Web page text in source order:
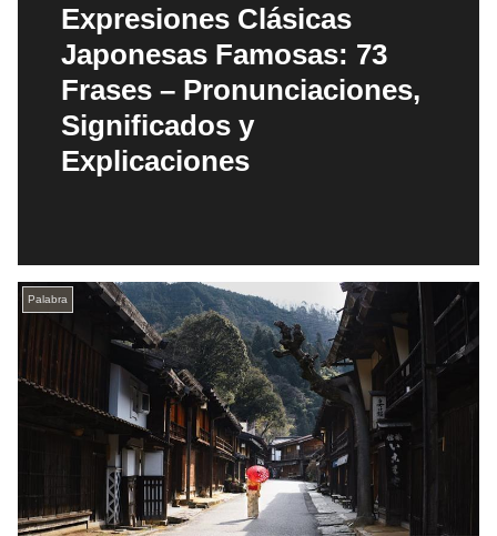
Expresiones Clásicas
Japonesas Famosas: 73
Frases – Pronunciaciones,
Significados y
Explicaciones
Palabra